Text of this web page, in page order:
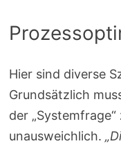
Hier sind diverse
Grundsätzlich
der
unausweichlich.